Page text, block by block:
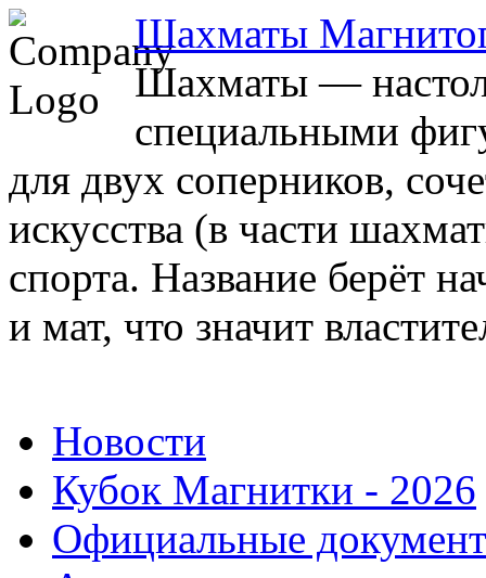
Шахматы
Шахматы —
специальными
для двух соперников,
искусства (в части
спорта. Название берёт
и мат, что значит
Новости
Кубок Магнитки - 2026
Официальные